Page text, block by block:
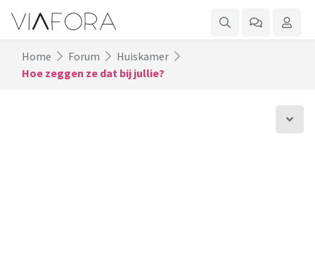
Home Forum
Huiskamer
Hoe zeggen ze dat bij jullie?